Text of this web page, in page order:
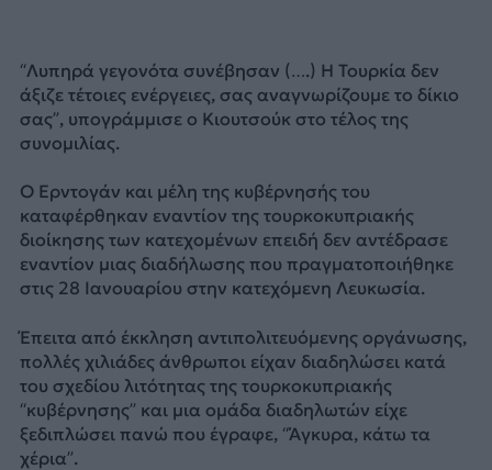
“Λυπηρά γεγονότα συνέβησαν (….) Η Τουρκία δεν
άξιζε τέτοιες ενέργειες, σας αναγνωρίζουμε το δίκιο
σας”, υπογράμμισε ο Κιουτσούκ στο τέλος της
συνομιλίας.
Ο Ερντογάν και μέλη της κυβέρνησής του
καταφέρθηκαν εναντίον της τουρκοκυπριακής
διοίκησης των κατεχομένων επειδή δεν αντέδρασε
εναντίον μιας διαδήλωσης που πραγματοποιήθηκε
στις 28 Ιανουαρίου στην κατεχόμενη Λευκωσία.
Έπειτα από έκκληση αντιπολιτευόμενης οργάνωσης,
πολλές χιλιάδες άνθρωποι είχαν διαδηλώσει κατά
του σχεδίου λιτότητας της τουρκοκυπριακής
“κυβέρνησης” και μια ομάδα διαδηλωτών είχε
ξεδιπλώσει πανώ που έγραφε, “Άγκυρα, κάτω τα
χέρια”.